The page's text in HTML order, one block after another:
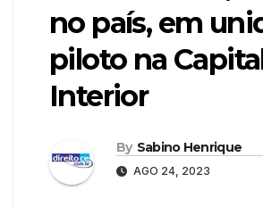
no país, em
piloto na
Interior
By Sabino Henrique
AGO 24, 2023